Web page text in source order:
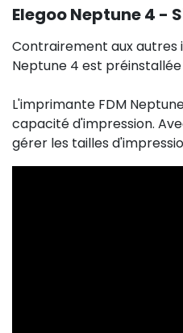
Elegoo Neptune 4 -
Contrairement aux autres
Neptune 4 est
L'imprimante FDM
capacité d'impression.
gérer les tailles